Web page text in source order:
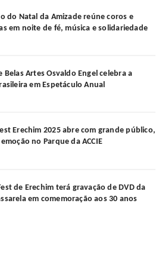
do Natal da Amizade reúne coros e
em noite de fé, música e solidariedade
Belas Artes Osvaldo Engel celebra a
em Espetáculo Anual
Erechim 2025 abre com grande público,
no Parque da ACCIE
de Erechim terá gravação de DVD da
em comemoração aos 30 anos